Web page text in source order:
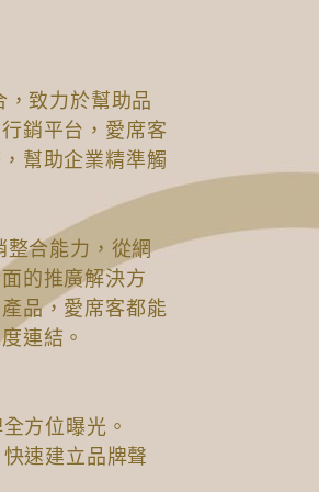
致力於幫助品
銷平台，愛席客
幫助企業精準觸
整合能力，從網
的推廣解決方
品，愛席客都能
連結。
方位曝光。
速建立品牌聲